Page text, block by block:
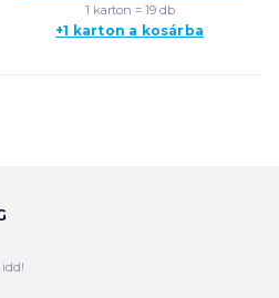
1 karton = 19 db
+1 karton a kosárba